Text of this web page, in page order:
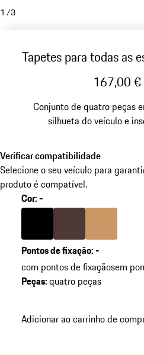
1 /3
Tapetes para todas as
167,00 €
Conjunto de quatro peças
silhueta do veículo e
Verificar compatibilidade
Selecione o seu veículo para
produto é compatível.
Cor:-
Cor
PretoCor Marsala
Cor Bege Luxor
Pontos de fixação:-
com pontos de fixaçãosem
Peças:quatro peças
Adicionar ao carrinho de